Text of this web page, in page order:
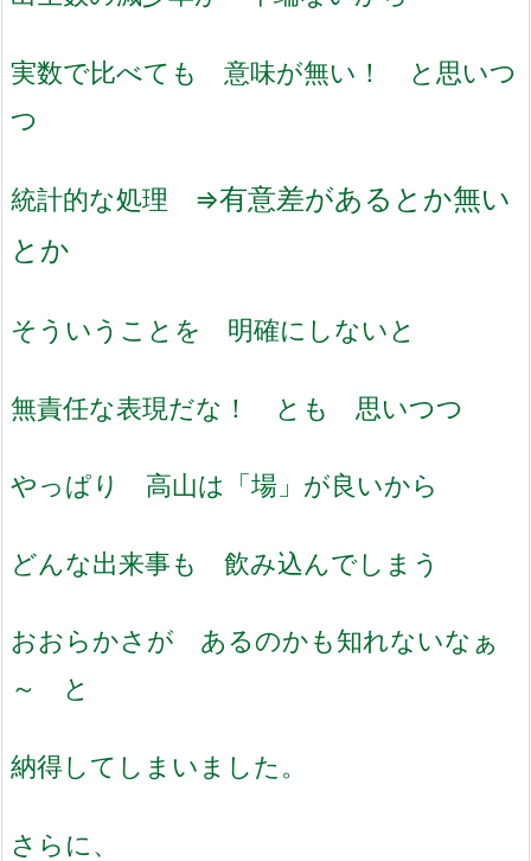
実数で比べても 意味が無い！ と思いつ
つ
統計的な処理 ⇒有意差があるとか無い
とか
そういうことを 明確にしないと
無責任な表現だな！ とも 思いつつ
やっぱり 高山は「場」が良いから
どんな出来事も 飲み込んでしまう
おおらかさが あるのかも知れないなぁ
～ と
納得してしまいました。
さらに、